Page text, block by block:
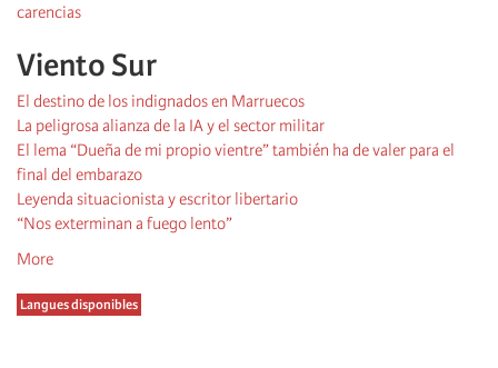
carencias
Viento Sur
El destino de los indignados en Marruecos
La peligrosa alianza de la IA y el sector militar
El lema “Dueña de mi propio vientre” también ha de valer para el
final del embarazo
Leyenda situacionista y escritor libertario
“Nos exterminan a fuego lento”
More
Langues disponibles